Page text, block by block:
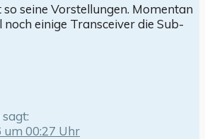
seine Vorstellungen. Momentan
einige Transceiver die Sub-
sagt:
um 00:27 Uhr